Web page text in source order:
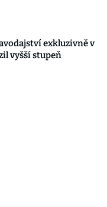
exkluzivně v
vyšší stupeň